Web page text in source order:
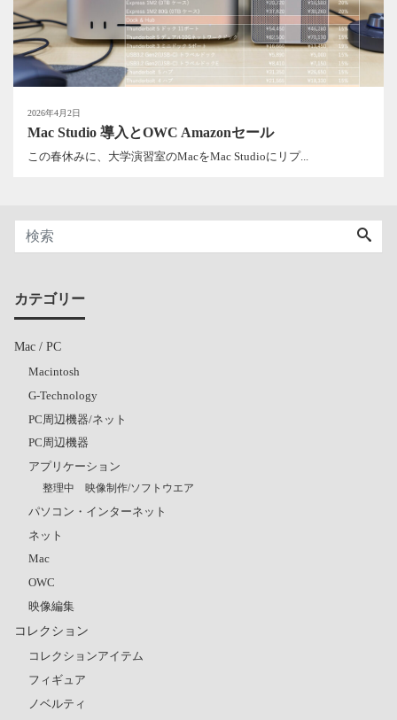
2026年4月2日
Mac Studio 導入とOWC Amazonセール
この春休みに、大学演習室のMacをMac Studioにリプ...
カテゴリー
Mac / PC
Macintosh
G-Technology
PC周辺機器/ネット
PC周辺機器
アプリケーション
整理中 映像制作/ソフトウエア
パソコン・インターネット
ネット
Mac
OWC
映像編集
コレクション
コレクションアイテム
フィギュア
ノベルティ